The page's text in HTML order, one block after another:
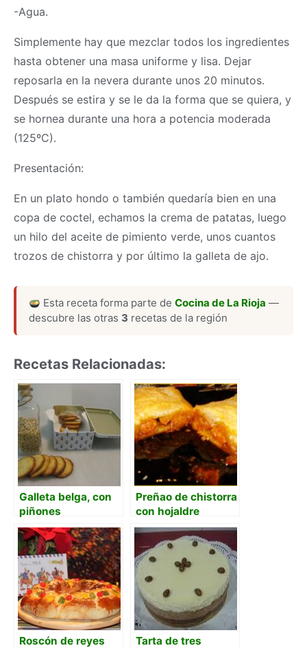
-Agua.
Simplemente hay que mezclar todos los ingredientes
hasta obtener una masa uniforme y lisa. Dejar
reposarla en la nevera durante unos 20 minutos.
Después se estira y se le da la forma que se quiera, y
se hornea durante una hora a potencia moderada
(125ºC).
Presentación:
En un plato hondo o también quedaría bien en una
copa de coctel, echamos la crema de patatas, luego
un hilo del aceite de pimiento verde, unos cuantos
trozos de chistorra y por último la galleta de ajo.
Esta receta forma parte deCocina de La Rioja —
descubre las otras 3 recetas de la región
Recetas Relacionadas:
Galleta belga, con
piñones
Preñao de chistorra
con hojaldre
Roscón de reyes
Tarta de tres